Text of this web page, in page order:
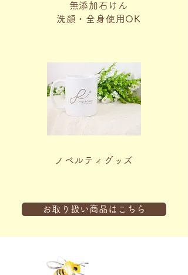
​無添加石けん
洗顔・全身使用OK
ノベルティグッズ
お取り扱い商品はこちら